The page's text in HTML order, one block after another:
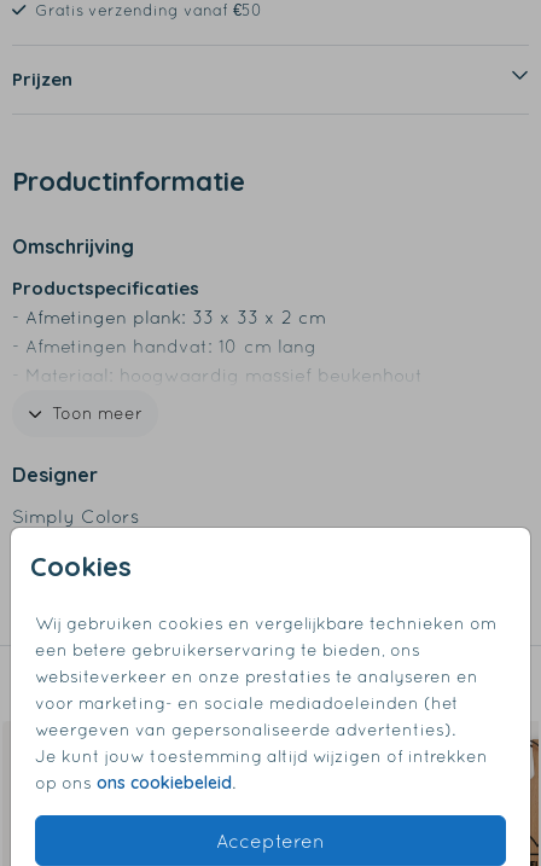
Cookies
Wij gebruiken cookies en vergelijkbare technieken om
een betere gebruikerservaring te bieden, ons
websiteverkeer en onze prestaties te analyseren en
voor marketing- en sociale mediadoeleinden (het
weergeven van gepersonaliseerde advertenties).
Je kunt jouw toestemming altijd wijzigen of intrekken
op ons ons cookiebeleid.
Accepteren
Gratis verzending vanaf €50
Prijzen
Productinformatie
Omschrijving
Productspecificaties
- Afmetingen plank: 33 x 33 x 2 cm
- Afmetingen handvat: 10 cm lang
- Materiaal: hoogwaardig massief beukenhout
- Design wordt in de plank gegraveerd
- Niet geschikt voor de vaatwasser
- Betreft natuur product dus kleur en afwerking kan
Toon meer
Designer
Simply Colors
Collectie
Dit vind je misschien ook leuk